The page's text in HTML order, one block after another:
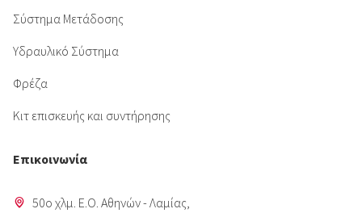
Σύστημα Μετάδοσης
Υδραυλικό Σύστημα
Φρέζα
Κιτ επισκευής και συντήρησης
Επικοινωνία
50o χλμ. Ε.Ο. Αθηνών - Λαμίας,